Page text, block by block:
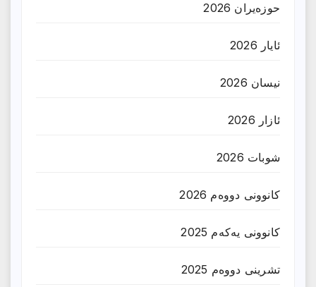
حوزه‌یران 2026
ئایار 2026
نیسان 2026
ئازار 2026
شوبات 2026
کانوونی دووەم 2026
کانوونی یەکەم 2025
تشرینی دووەم 2025